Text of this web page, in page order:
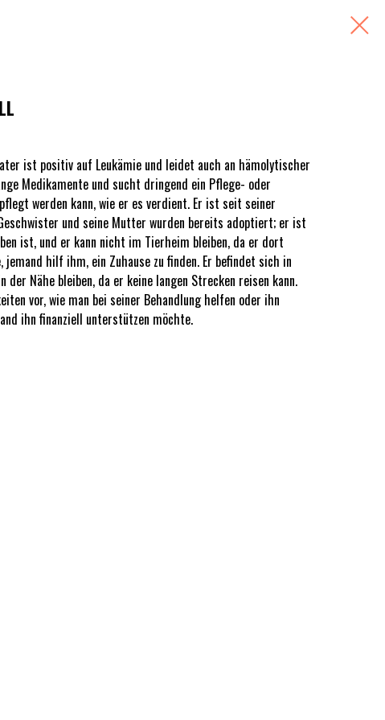
ist positiv auf Leukämie und leidet auch an hämolytischer
Medikamente und sucht dringend ein Pflege- oder
werden kann, wie er es verdient. Er ist seit seiner
und seine Mutter wurden bereits adoptiert; er ist
ist, und er kann nicht im Tierheim bleiben, da er dort
hilf ihm, ein Zuhause zu finden. Er befindet sich in
der Nähe bleiben, da er keine langen Strecken reisen kann.
vor, wie man bei seiner Behandlung helfen oder ihn
ihn finanziell unterstützen möchte.